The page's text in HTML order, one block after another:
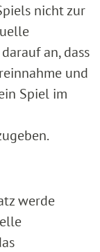
nicht zur
an, dass
und
Spiel im
werde